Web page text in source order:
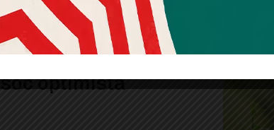
Parlem d’economia:
soc optimista